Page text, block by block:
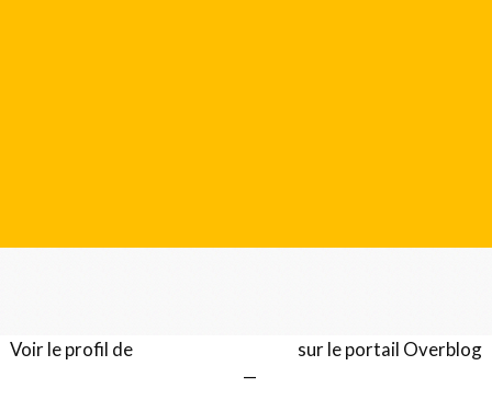
Voir le profil de sur le portail Overblog